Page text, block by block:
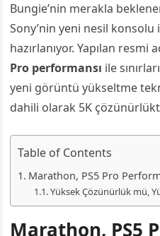
Bungie’nin merakla
Sony’nin yeni nesil
hazırlanıyor. Yapılan resmi
Pro performansı ile
yeni görüntü yükseltme
dahili olarak 5K
Table of Contents
Marathon, PS5 Pro
Yüksek Çözünürlük mü,
Marathon, PS5